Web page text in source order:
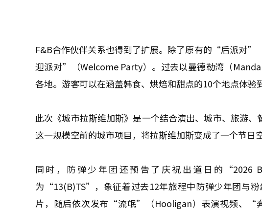
F&B合作伙伴关系也得到了扩展。除了原有的“后派对
迎派对”（Welcome Party）。过去以曼德勒湾（
各地。游客可以在涵盖韩食、烘焙和甜点的10个地点体验
此次《城市拉斯维加斯》是一个结合演出、城市、旅游
这一规模空前的城市项目，将拉斯维加斯变成了一个节日空
同时，防弹少年团还预告了庆祝出道日的“2026
为“13(B)TS”，象征着过去12年旅程中防弹少年团与
片，随后依次发布“流氓”（Hooligan）表演视频、“